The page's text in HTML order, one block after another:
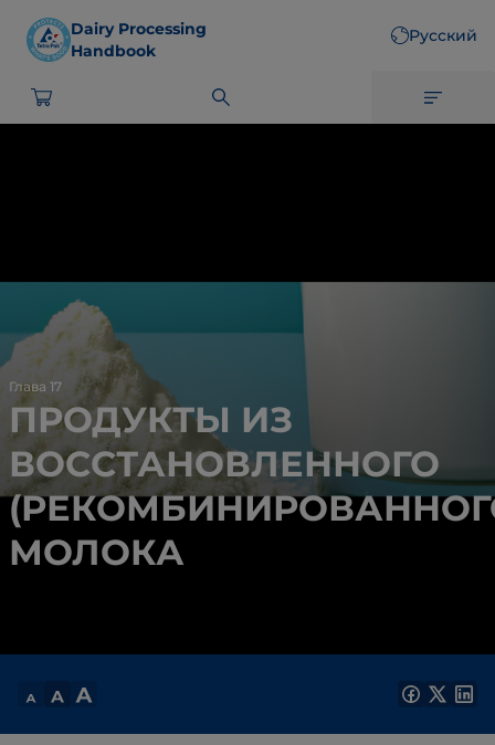
main
content
Dairy Processing
Handbook
Русский
Глава 17
ПРОДУКТЫ ИЗ
ВОССТАНОВЛЕННОГО
МОЛОКА